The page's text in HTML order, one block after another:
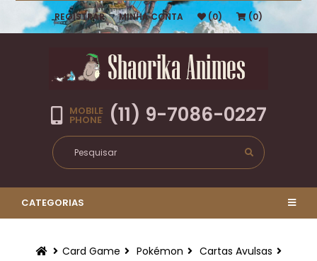
REGISTRAR MINHA CONTA (0) (0)
MOBILE
PHONE (11) 9-7086-0227
CATEGORIAS
Card Game Pokémon
Cartas Avulsas